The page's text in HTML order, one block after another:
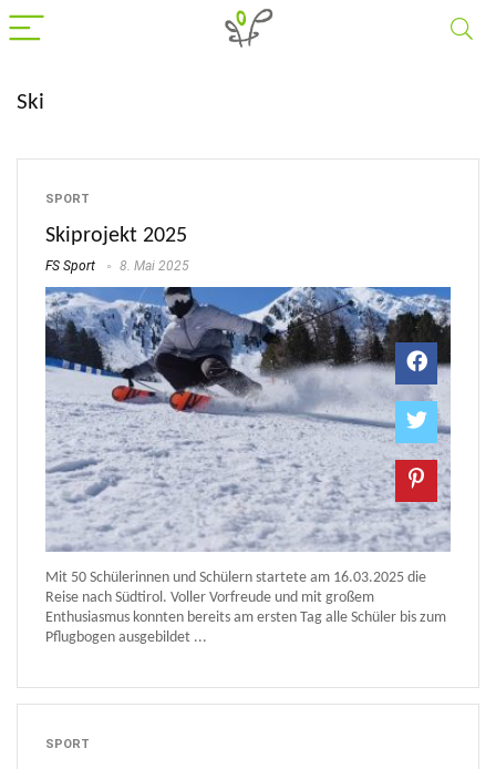
Ski
SPORT
Skiprojekt 2025
FS Sport 8. Mai 2025
Mit 50 Schülerinnen und Schülern startete am 16.03.2025 die
Reise nach Südtirol. Voller Vorfreude und mit großem
Enthusiasmus konnten bereits am ersten Tag alle Schüler bis zum
Pflugbogen ausgebildet ...
SPORT